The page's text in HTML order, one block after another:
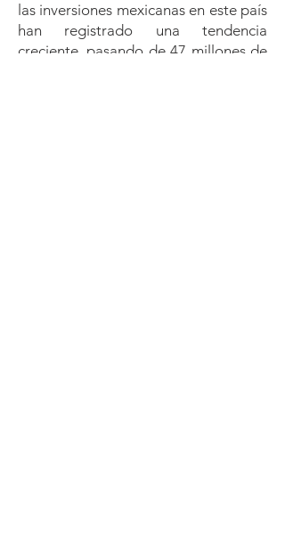
las inversiones mexicanas en este país
han registrado una tendencia
creciente, pasando de 47 millones de